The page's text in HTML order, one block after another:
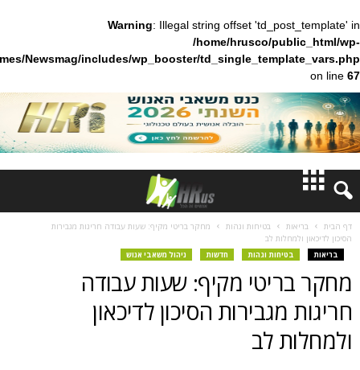
Warning: Illegal string offset
/home/hrusco/
content/themes/Newsmag/includes/wp_booster/
חדשות
בטיחות וגהות
מחקר בריטי מקיף: שעות עבודה חריגות מגבירות
לב
בטיחות וגהות חדשות ניהול משאבי אנוש
מקיף: שעות עבודה
הסיכון לדיכאון
לב